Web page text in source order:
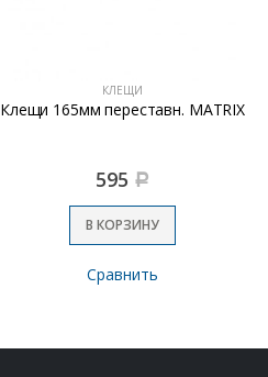
КЛЕЩИ
Клещи 165мм переставн. MATRIX
595 Р
В КОРЗИНУ
Сравнить